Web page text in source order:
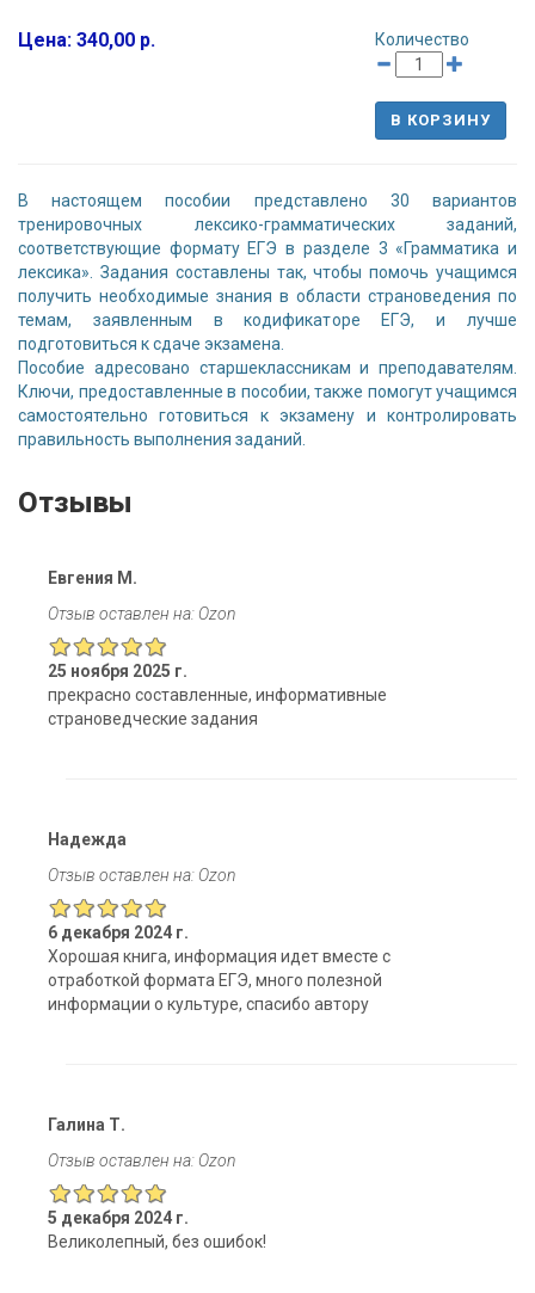
Цена: 340,00 р. Количество
В КОРЗИНУ
В настоящем пособии представлено 30 вариантов
тренировочных лексико-грамматических заданий,
соответствующие формату ЕГЭ в разделе 3 «Грамматика и
лексика». Задания составлены так, чтобы помочь учащимся
получить необходимые знания в области страноведения по
темам, заявленным в кодификаторе ЕГЭ, и лучше
подготовиться к сдаче экзамена.
Пособие адресовано старшеклассникам и преподавателям.
Ключи, предоставленные в пособии, также помогут учащимся
самостоятельно готовиться к экзамену и контролировать
правильность выполнения заданий.
Отзывы
Евгения М.
Отзыв оставлен на: Ozon
25 ноября 2025 г.
прекрасно составленные, информативные
страноведческие задания
Надежда
Отзыв оставлен на: Ozon
6 декабря 2024 г.
Хорошая книга, информация идет вместе с
отработкой формата ЕГЭ, много полезной
информации о культуре, спасибо автору
Галина Т.
Отзыв оставлен на: Ozon
5 декабря 2024 г.
Великолепный, без ошибок!